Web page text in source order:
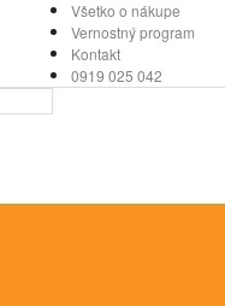
Všetko o nákupe
Vernostný program
Kontakt
0919 025 042